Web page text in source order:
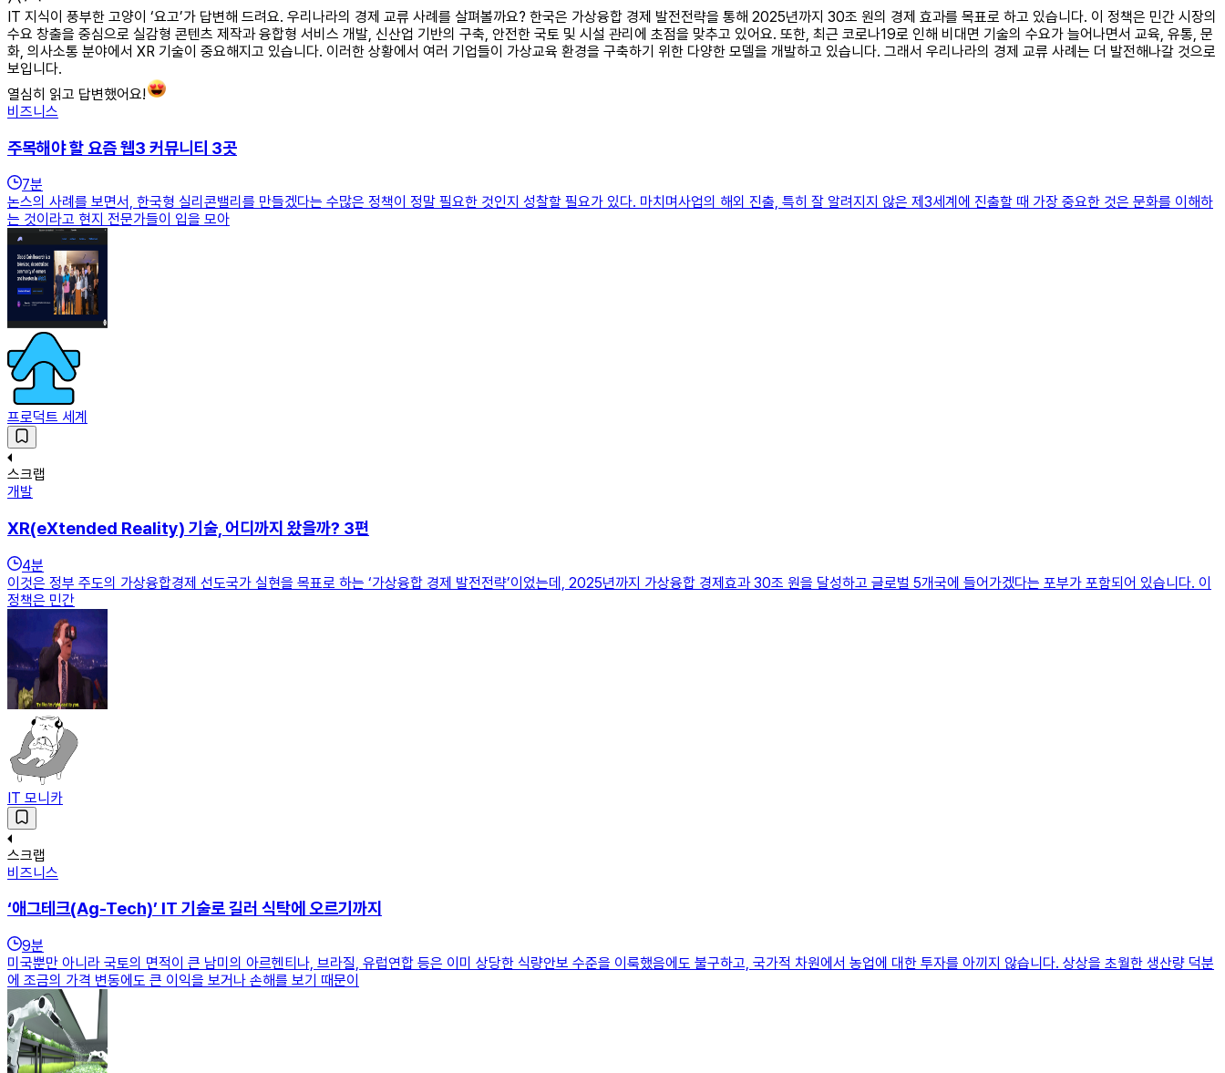
IT 지식이 풍부한 고양이 ‘요고’가 답변해 드려요. 우리나라의 경제 교류 사례를 살펴볼까요? 한국은 가상융합 경제 발전전략을 통해 2025년까지 30조 원의 경제 효과를 목표로 하고 있습니다. 이 정책은 민간 시장의
수요 창출을 중심으로 실감형 콘텐츠 제작과 융합형 서비스 개발, 신산업 기반의 구축, 안전한 국토 및 시설 관리에 초점을 맞추고 있어요. 또한, 최근 코로나19로 인해 비대면 기술의 수요가 늘어나면서 교육, 유통, 문
화, 의사소통 분야에서 XR 기술이 중요해지고 있습니다. 이러한 상황에서 여러 기업들이 가상교육 환경을 구축하기 위한 다양한 모델을 개발하고 있습니다. 그래서 우리나라의 경제 교류 사례는 더 발전해나갈 것으로
보입니다.
열심히 읽고 답변했어요!
비즈니스
주목해야 할 요즘 웹3 커뮤니티 3곳
7분
논스의 사례를 보면서, 한국형 실리콘밸리를 만들겠다는 수많은 정책이 정말 필요한 것인지 성찰할 필요가 있다. 마치며사업의 해외 진출, 특히 잘 알려지지 않은 제3세계에 진출할 때 가장 중요한 것은 문화를 이해하
는 것이라고 현지 전문가들이 입을 모아
프로덕트 세계
스크랩
개발
XR(eXtended Reality) 기술, 어디까지 왔을까? 3편
4분
이것은 정부 주도의 가상융합경제 선도국가 실현을 목표로 하는 ‘가상융합 경제 발전전략’이었는데, 2025년까지 가상융합 경제효과 30조 원을 달성하고 글로벌 5개국에 들어가겠다는 포부가 포함되어 있습니다. 이
정책은 민간
IT 모니카
스크랩
비즈니스
‘애그테크(Ag-Tech)’ IT 기술로 길러 식탁에 오르기까지
9분
미국뿐만 아니라 국토의 면적이 큰 남미의 아르헨티나, 브라질, 유럽연합 등은 이미 상당한 식량안보 수준을 이룩했음에도 불구하고, 국가적 차원에서 농업에 대한 투자를 아끼지 않습니다. 상상을 초월한 생산량 덕분
에 조금의 가격 변동에도 큰 이익을 보거나 손해를 보기 때문이